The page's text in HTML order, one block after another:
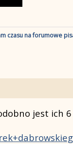
czasu na forumowe
jest ich